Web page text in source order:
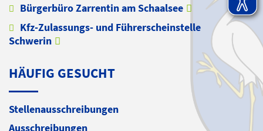
Bürgerbüro Zarrentin am Schaalsee
Kfz-Zulassungs- und Führerscheinstelle
Schwerin
HÄUFIG GESUCHT
Stellenausschreibungen
Ausschreibungen